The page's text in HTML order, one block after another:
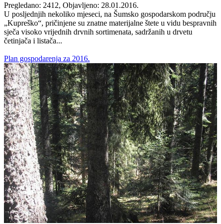
Pregledano: 2412, Objavljeno: 28.01.2016.
U posljednjih nekoliko mjeseci, na Šumsko gospodarskom području
„Kupreško“, pričinjene su znatne materijalne štete u vidu bespravnih
sječa visoko vrijednih drvnih sortimenata, sadržanih u drvetu
četinjača i listača...
Plan gospodarenja za 2016.